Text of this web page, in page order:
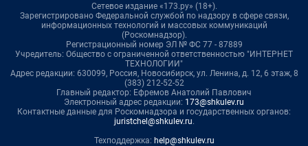
Сетевое издание «173.ру» (18+).
Зарегистрировано Федеральной службой по надзору в сфере связи,
информационных технологий и массовых коммуникаций
(Роскомнадзор).
Регистрационный номер ЭЛ № ФС 77 - 87889
Учредитель: Общество с ограниченной ответственностью "ИНТЕРНЕТ
ТЕХНОЛОГИИ"
Адрес редакции: 630099, Россия, Новосибирск, ул. Ленина, д. 12, 6 этаж, 8
(383) 212-52-52
Главный редактор: Ефремов Анатолий Павлович
Электронный адрес редакции: 173@shkulev.ru
Контактные данные для Роскомнадзора и государственных органов:
juristchel@shkulev.ru.
Техподдержка: help@shkulev.ru